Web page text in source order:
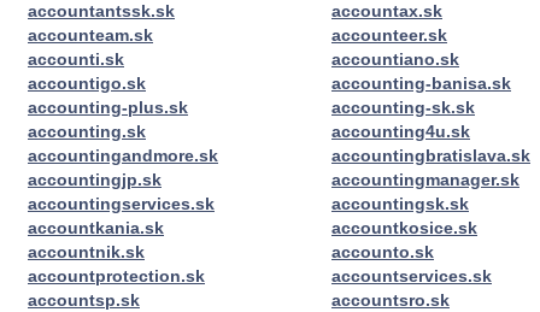
accountantssk.sk
accountax.sk
accounteam.sk
accounteer.sk
accounti.sk
accountiano.sk
accountigo.sk
accounting-banisa.sk
accounting-plus.sk
accounting-sk.sk
accounting.sk
accounting4u.sk
accountingandmore.sk
accountingbratislava.sk
accountingjp.sk
accountingmanager.sk
accountingservices.sk
accountingsk.sk
accountkania.sk
accountkosice.sk
accountnik.sk
accounto.sk
accountprotection.sk
accountservices.sk
accountsp.sk
accountsro.sk